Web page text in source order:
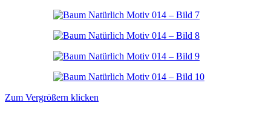
Zum Vergrößern klicken